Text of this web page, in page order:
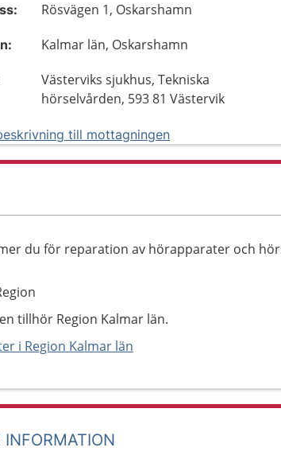
Rösvägen 1, Oskarshamn
Kalmar län, Oskarshamn
Västerviks sjukhus, Tekniska
hörselvården, 593 81 Västervik
till mottagningen
du för reparation av hörapparater och
tillhör Region Kalmar län.
i Region Kalmar län
INFORMATION